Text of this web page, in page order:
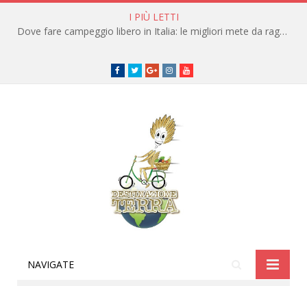
I PIÙ LETTI
Dove fare campeggio libero in Italia: le migliori mete da raggiungere in traghetto
Facebook
TwitterGoogle+instagramyoutube
NAVIGATE